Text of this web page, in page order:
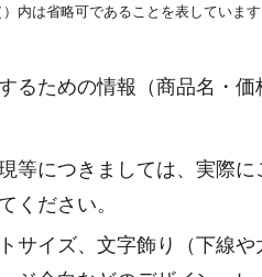
内は省略可であることを表しています
るための情報（商品名・
等につきましては、実際
ください。
サイズ、文字飾り（下線